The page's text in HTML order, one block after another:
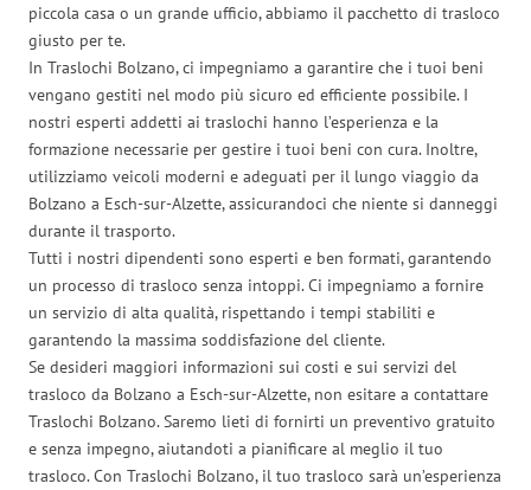
piccola casa o un grande ufficio, abbiamo il pacchetto di trasloco
giusto per te.
In Traslochi Bolzano, ci impegniamo a garantire che i tuoi beni
vengano gestiti nel modo più sicuro ed efficiente possibile. I
nostri esperti addetti ai traslochi hanno l’esperienza e la
formazione necessarie per gestire i tuoi beni con cura. Inoltre,
utilizziamo veicoli moderni e adeguati per il lungo viaggio da
Bolzano a Esch-sur-Alzette, assicurandoci che niente si danneggi
durante il trasporto.
Tutti i nostri dipendenti sono esperti e ben formati, garantendo
un processo di trasloco senza intoppi. Ci impegniamo a fornire
un servizio di alta qualità, rispettando i tempi stabiliti e
garantendo la massima soddisfazione del cliente.
Se desideri maggiori informazioni sui costi e sui servizi del
trasloco da Bolzano a Esch-sur-Alzette, non esitare a contattare
Traslochi Bolzano. Saremo lieti di fornirti un preventivo gratuito
e senza impegno, aiutandoti a pianificare al meglio il tuo
trasloco. Con Traslochi Bolzano, il tuo trasloco sarà un’esperienza